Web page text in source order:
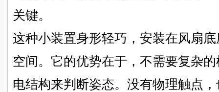
关键。
这种小装置身形轻巧，安装在风扇
空间。它的优势在于，不需要复杂
电结构来判断姿态。没有物理触点